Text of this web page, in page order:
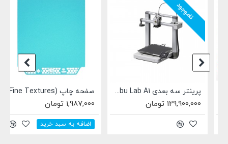
ناموجود
پرینتر سه بعدی Bambu Lab A1
129,900,000 تومان
صفحه چاپ BIQU Panda Glacier (Fine Textures) مناسب A1 mini بامبولب
1,987,000 تومان
اضافه به سبد خرید